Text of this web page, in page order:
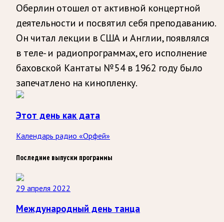
Оберлин отошел от активной концертной
деятельности и посвятил себя преподаванию.
Он читал лекции в США и Англии, появлялся
в теле- и радиопрограммах, его исполнение
баховской Кантаты № 54 в 1962 году было
запечатлено на кинопленку.
Этот день как дата
Календарь радио «Орфей»
Последние выпуски программы
29 апреля 2022
Международный день танца